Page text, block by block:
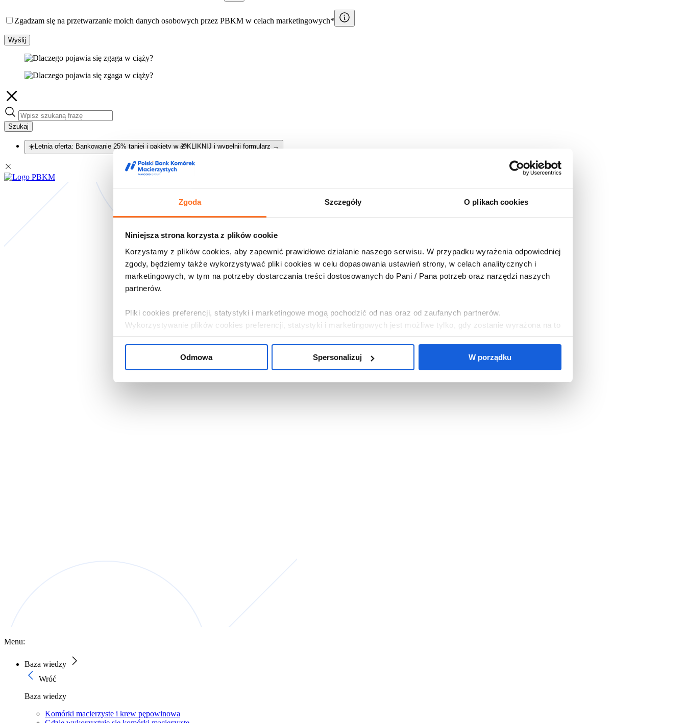
Zgoda Szczegóły O plikach cookies
Niniejsza strona korzysta z plików cookie
Korzystamy z plików cookies, aby zapewnić prawidłowe działanie naszego serwisu. W przypadku wyrażenia odpowiedniej
zgody, będziemy także wykorzystywać pliki cookies w celu dopasowania ustawień strony, w celach analitycznych i
marketingowych, w tym na potrzeby dostarczania treści dostosowanych do Pani / Pana potrzeb oraz narzędzi naszych
partnerów.
Pliki cookies preferencji, statystyki i marketingowe mogą pochodzić od nas oraz od zaufanych partnerów.
Wykorzystywanie plików cookies preferencji, statystyki i marketingowych jest możliwe tylko, gdy zostanie wyrażona na to
zgoda.
Jeżeli zgadza się Pani / Pan, abyśmy instalowali na Pani / Pana urządzeniu wszystkie pliki cookies, należy wybrać
Odmowa Spersonalizuj W porządku
Zgadzam się na przetwarzanie moich danych osobowych przez PBKM w celach marketingowych*
Wyślij
Szukaj
☀️Letnia oferta: Bankowanie 25% taniej i pakiety w 🎁KLIKNIJ i wypełnij formularz →
Menu:
Baza wiedzy
Wróć
Baza wiedzy
Komórki macierzyste i krew pępowinowa